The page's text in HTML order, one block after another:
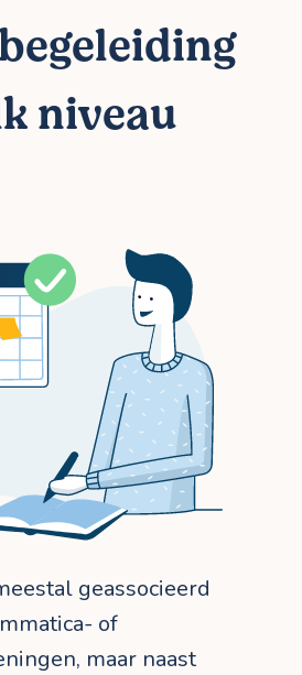
niveau
geassocieerd
of
maar naast